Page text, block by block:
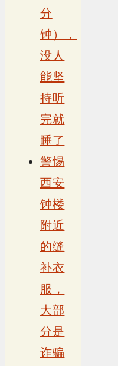
分
钟），
没人
能坚
持听
完就
睡了
警惕
西安
钟楼
附近
的缝
补衣
服，
大部
分是
诈骗